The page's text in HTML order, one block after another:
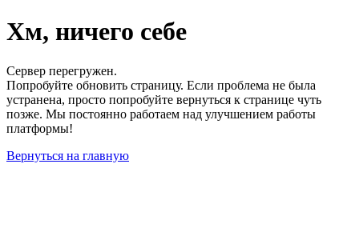
Хм, ничего себе
Сервер перегружен.
Попробуйте обновить страницу. Если проблема не была
устранена, просто попробуйте вернуться к странице чуть
позже. Мы постоянно работаем над улучшением работы
платформы!
Вернуться на главную